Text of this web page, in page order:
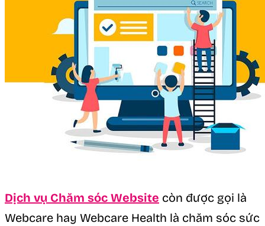
Dịch vụ Chăm sóc Website còn được gọi là
Webcare hay Webcare Health là chăm sóc sức